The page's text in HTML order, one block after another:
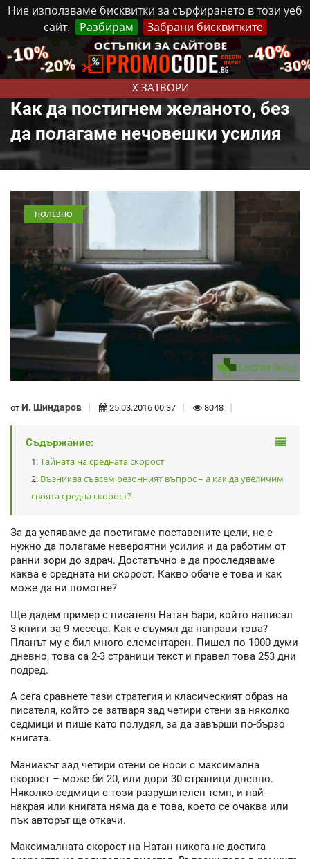
Ние използваме бисквитки за сърфирането в този уеб
сайт.
Разбирам Забрани бисквитките
X ЗАТВОРИ
Четвъртък, 6 Август, 2026 Реклама Контакти
Как да постигнем желаното, без
да полагаме нечовешки усилия
ПОЛЕЗНО
от И. Шиндаров 25.03.2016 00:37 8048
Съдържание:
Тайната на средната скорост
Възниква съвсем резонният въпрос – а как да увеличим
своята средна скорост?
За да успяваме да постигаме поставените цели, не е
нужно да полагаме невероятни усилия и да работим от
ранни зори до здрач. Достатъчно е да проследяваме
каква е средната ни скорост. Какво обаче е това и как
може да ни помогне?
Ще дадем пример с писателя Натан Бари, който написал
3 книги за 9 месеца. Как е съумял да направи това?
Планът му е бил много елементарен. Пишел по 1000 думи
дневно, това са 2-3 страници текст и правел това 253 дни
подред.
А сега сравнете тази стратегия и класическият образ на
писателя, който се затваря зад четири стени за няколко
седмици и пише като полудял, за да завърши по-бързо
книгата.
Маниакът зад четири стени се носи с максимална
скорост – може би 20, или дори 30 страници дневно.
Няколко седмици с този разрушителен темп, и най-
накрая или книгата няма да е това, което се очаква или
пък авторът ще откачи.
Максималната скорост на Натан никога не достига